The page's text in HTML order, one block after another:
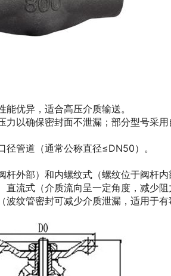
优异，适合高压介质输送。
力以确保密封面不泄漏；部分型号采
管道（通常公称直径≤DN50）。
外部）和内螺纹式（螺纹位于阀杆内
流式（介质流向呈一定角度，减少阻
纹管密封可减少介质泄漏，适用于有